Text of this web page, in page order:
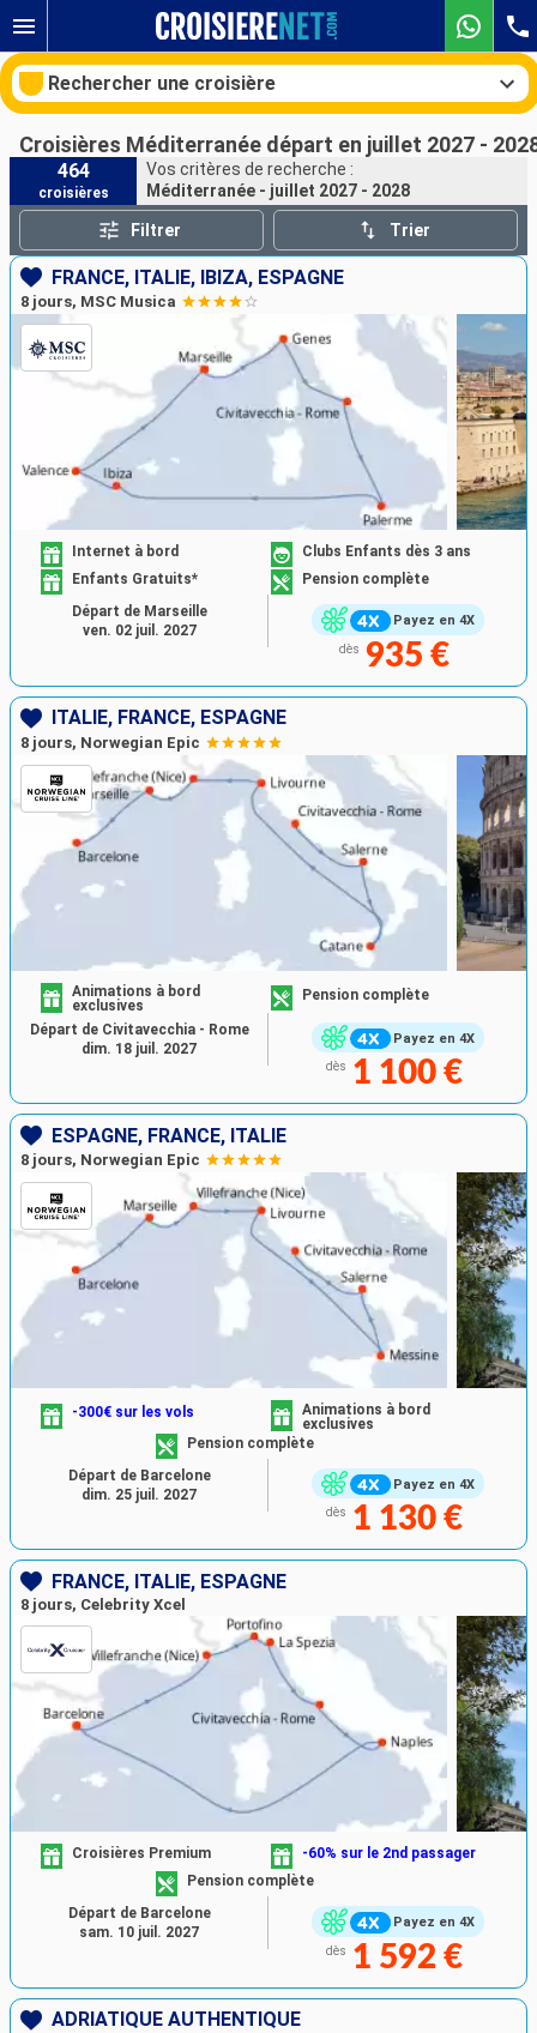
Rechercher une croisière
Nos destinations
Mois de départ
Ports Compagnies
Rechercher
Croisières Méditerranée départ en juillet 2027 -
464
croisières
Vos critères de recherche :
Méditerranée - juillet 2027 - 2028
Filtrer Trier
FRANCE, ITALIE, IBIZA, ESPAGNE
8 jours, MSC Musica
Payez en 4X
Internet à bord
Clubs Enfants dès 3 ans
Enfants Gratuits*
Pension complète
dès 935 €
Départ de Marseille
ven. 02 juil. 2027
ITALIE, FRANCE, ESPAGNE
8 jours, Norwegian Epic
Payez en 4X
Animations à bord
exclusives
Pension complète
dès 1 100 €
Départ de Civitavecchia - Rome
dim. 18 juil. 2027
ESPAGNE, FRANCE, ITALIE
8 jours, Norwegian Epic
Payez en 4X
-300€ sur les vols
Animations à bord
exclusives
Pension complète
dès 1 130 €
Départ de Barcelone
dim. 25 juil. 2027
FRANCE, ITALIE, ESPAGNE
8 jours, Celebrity Xcel
Payez en 4X
Croisières Premium
-60% sur le 2nd passager
Pension complète
dès 1 592 €
Départ de Barcelone
sam. 10 juil. 2027
ADRIATIQUE AUTHENTIQUE